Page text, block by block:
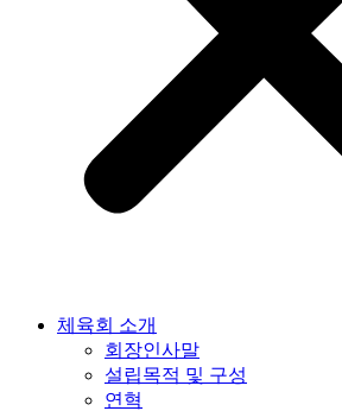
체육회 소개
회장인사말
설립목적 및 구성
연혁